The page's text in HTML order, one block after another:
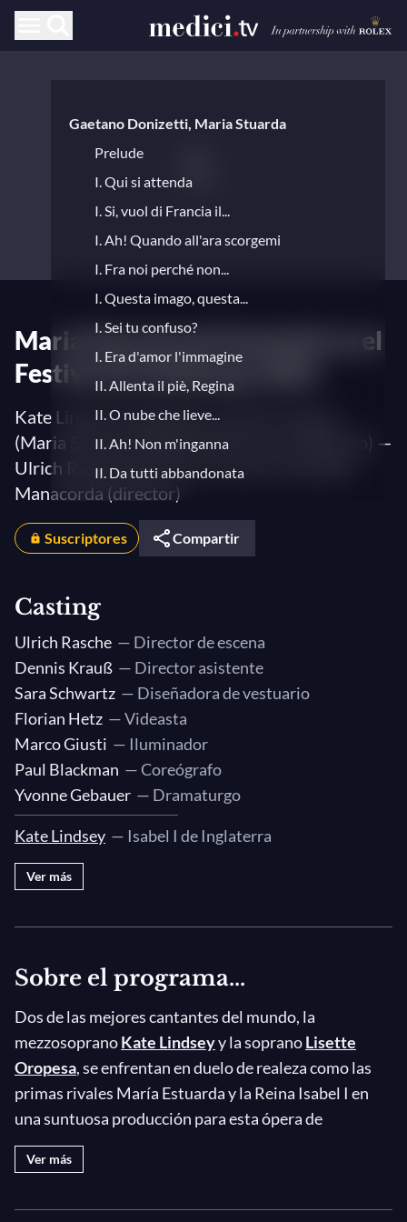
Gaetano Donizetti, Maria Stuarda
Prelude
I. Qui si attenda
I. Si, vuol di Francia il...
I. Ah! Quando all'ara scorgemi
I. Fra noi perché non...
I. Questa imago, questa...
I. Sei tu confuso?
I. Era d'amor l'immagine
II. Allenta il piè, Regina
II. O nube che lieve...
II. Ah! Non m'inganna
II. Da tutti abbandonata
II. Qual loco è questo?
II. E sempre la stessa
II. Deh! L'accogli
III. E pensi? e tardi?
III. Quella vita a me funesta
III. Regina!
III. D'una sorella, o barbara
III. La perfida insultarmi anche...
III. Oh mio buon Talbot!
III. Quando di luce rosea
III. Un'altra colpa a piangere
III. Vedeste? - Vedemmo
III. D'un cor che muore
III. Giunge il Conte
III. Ah! Se un giorno
Maria Stuarda de Donizetti en el
Festival de Salzburgo 2025
Kate Lindsey (Elisabetta), Lisette Oropesa
(Maria Stuarda), Bekhzod Davronov (Roberto) —
Ulrich Rasche (puesta en escena), Antonello
Manacorda (director)
Suscriptores Compartir
Casting
Ulrich Rasche — Director de escena
Dennis Krauß — Director asistente
Sara Schwartz — Diseñadora de vestuario
Florian Hetz — Videasta
Marco Giusti — Iluminador
Paul Blackman — Coreógrafo
Yvonne Gebauer — Dramaturgo
Kate Lindsey — Isabel I de Inglaterra
Ver más
Sobre el programa...
Dos de las mejores cantantes del mundo, la
mezzosopranoKate Lindseyy la sopranoLisette
Oropesa, se enfrentan en duelo de realeza como las
primas rivales María Estuarda y la Reina Isabel I en
una suntuosa producción para esta ópera de
Donizetti en el
tanto María como Isabel han reclamado el trono de
Ver más